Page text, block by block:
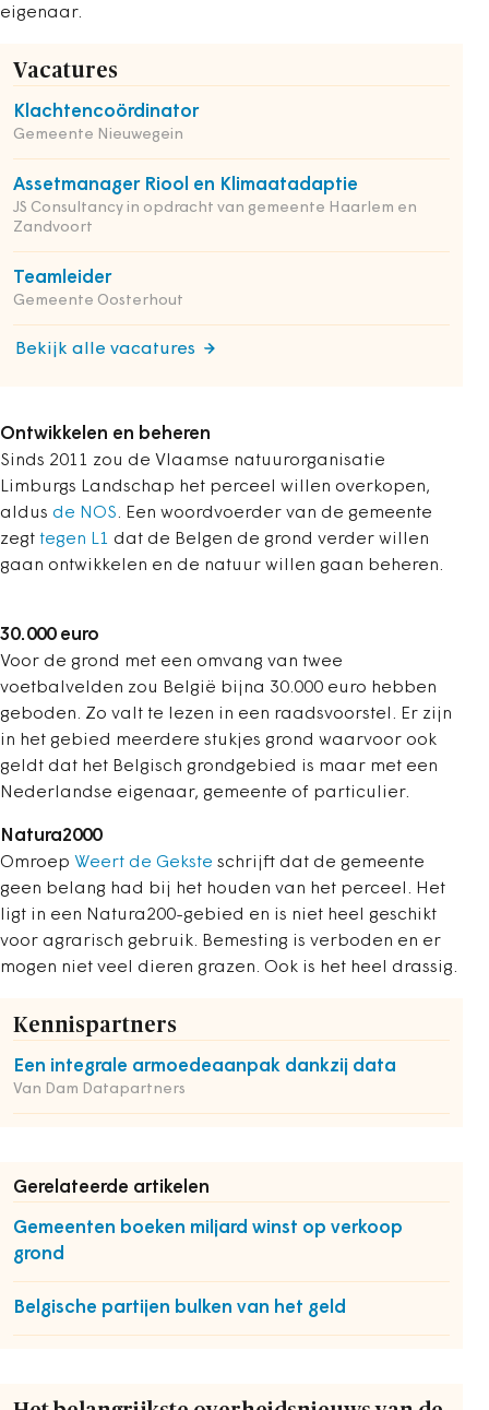
eigenaar.
Vacatures
Klachtencoördinator
Gemeente Nieuwegein
Assetmanager Riool en Klimaatadaptie
JS Consultancy in opdracht van gemeente Haarlem en
Zandvoort
Teamleider
Gemeente Oosterhout
Bekijk alle vacatures
Ontwikkelen en beheren
Sinds 2011 zou de Vlaamse natuurorganisatie
Limburgs Landschap het perceel willen overkopen,
aldus de NOS. Een woordvoerder van de gemeente
zegt tegen L1 dat de Belgen de grond verder willen
gaan ontwikkelen en de natuur willen gaan beheren.
30.000 euro
Voor de grond met een omvang van twee
voetbalvelden zou België bijna 30.000 euro hebben
geboden. Zo valt te lezen in een raadsvoorstel. Er zijn
in het gebied meerdere stukjes grond waarvoor ook
geldt dat het Belgisch grondgebied is maar met een
Nederlandse eigenaar, gemeente of particulier.
Natura2000
Omroep Weert de Gekste schrijft dat de gemeente
geen belang had bij het houden van het perceel. Het
ligt in een Natura200-gebied en is niet heel geschikt
voor agrarisch gebruik. Bemesting is verboden en er
mogen niet veel dieren grazen. Ook is het heel drassig.
Kennispartners
Een integrale armoedeaanpak dankzij data
Van Dam Datapartners
Gerelateerde artikelen
Gemeenten boeken miljard winst op verkoop
grond
Belgische partijen bulken van het geld